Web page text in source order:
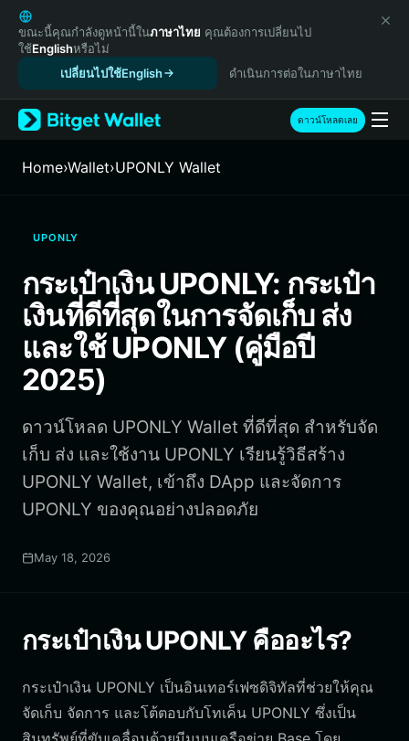
English
日本語
Tiếng Việt
Español (Latinoamérica)
Türkçe
Français
繁體中文
Bahasa Indonesia
ภาษาไทย
Español
Português (Brasil)
ขณะนี้คุณกำลังดูหน้านี้ในภาษาไทย คุณต้องการเปลี่ยนไป
ใช้Englishหรือไม่
เปลี่ยนไปใช้English
ดำเนินการต่อในภาษาไทย
ดาวน์โหลดเลย
Home›Wallet›UPONLY Wallet
UPONLY
กระเป๋าเงิน UPONLY: กระเป๋า
เงินที่ดีที่สุดในการจัดเก็บ ส่ง
และใช้ UPONLY (คู่มือปี
2025)
ดาวน์โหลด UPONLY Wallet ที่ดีที่สุด สำหรับจัด
เก็บ ส่ง และใช้งาน UPONLY เรียนรู้วิธีสร้าง
UPONLY Wallet, เข้าถึง DApp และจัดการ
UPONLY ของคุณอย่างปลอดภัย
May 18, 2026
กระเป๋าเงิน UPONLY คืออะไร?
กระเป๋าเงิน UPONLY เป็นอินเทอร์เฟซดิจิทัลที่ช่วยให้คุณ
จัดเก็บ จัดการ และโต้ตอบกับโทเค็น UPONLY ซึ่งเป็น